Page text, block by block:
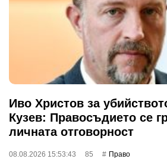
Иво Христов за
Кузев: Правосъдието се
личната отговорност
08.08.2026 15:53:43 85 Право